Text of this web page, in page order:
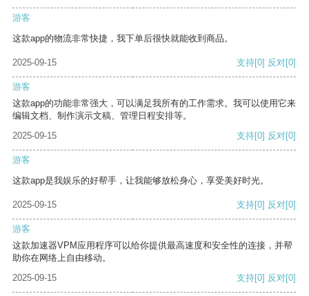
游客
这款app的物流非常快捷，我下单后很快就能收到商品。
2025-09-15 支持[0] 反对[0]
游客
这款app的功能非常强大，可以满足我所有的工作需求。我可以使用它来
编辑文档、制作演示文稿、管理日程安排等。
2025-09-15
支持[0] 反对[0]
游客
这款app是我娱乐的好帮手，让我能够放松身心，享受美好时光。
2025-09-15 支持[0] 反对[0]
游客
这款加速器VPM应用程序可以给你提供最高速度和安全性的连接，并帮
助你在网络上自由移动。
2025-09-15
支持[0] 反对[0]